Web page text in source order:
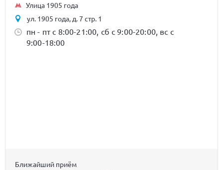
Улица 1905 года
ул. 1905 года, д. 7 стр. 1
пн - пт с 8:00-21:00, сб с 9:00-20:00, вс с
9:00-18:00
Ближайший приём